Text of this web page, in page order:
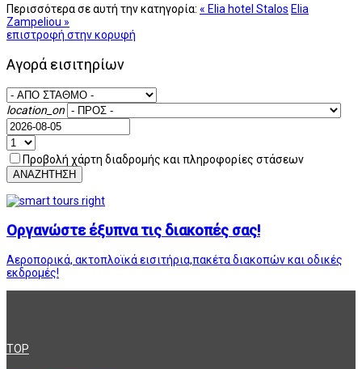
Περισσότερα σε αυτή την κατηγορία: « Elia hotel Stalos Elia
Zampeliou »
επιστροφή στην κορυφή
Αγορά εισιτηρίων
location_on
Προβολή χάρτη διαδρομής και πληροφορίες στάσεων
ΑΝΑΖΗΤΗΣΗ
Οργανώστε έξυπνα τις διακοπές σας!
Αεροπορικά, ακτοπλοϊκά εισιτήρια,πακέτα διακοπών και οδικές
εκδρομές!
TOP